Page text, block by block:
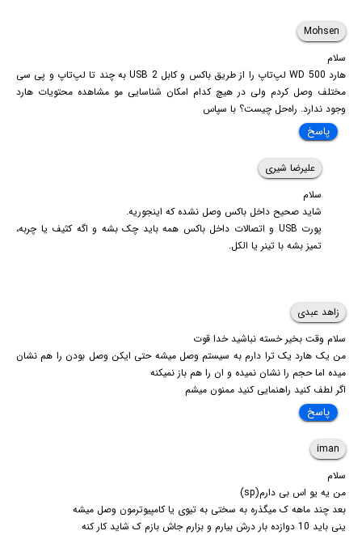
Mohsen
سلام
هارد 500 WD لپ‌تاپ را از طریق باکس و کابل USB 2 به چند تا لپ‌تاپ و پی سی
مختلف وصل کردم ولی در هیچ کدام امکان شناسایی مو مشاهده محتویات هارد
وجود ندارد. راه‌حل چیست؟ با سپاس
پاسخ
علیرضا شیری
سلام
شاید صحیح داخل باکس وصل نشده که اینجوریه.
پورت USB و اتصالات داخل باکس همه باید چک بشه و اگه کثیف یا چربه،
تمیز بشه با تینر یا الکل.
زاهد عبدی
سلام وقت بخیر خسته نباشید خدا قوت
من یک هارد یک ترا دارم به سیستم وصل میشه حتی ایکن وصل بودن را هم نشان
میده اما حجم را نشان نمیده و ان را هم باز نمیکنه
اگر لطف کنید راهنمایی کنید ممنون میشم
پاسخ
iman
سلام
من یه یو اس بی دارم(sp)
بعد چند ماهه ک میگذره به سختی به تیوی یا کامپیوترمون وصل میشه
ینی باید 10 دوازده بار درش بیارم و بزارم جاش بازم ک شاید کار کنه